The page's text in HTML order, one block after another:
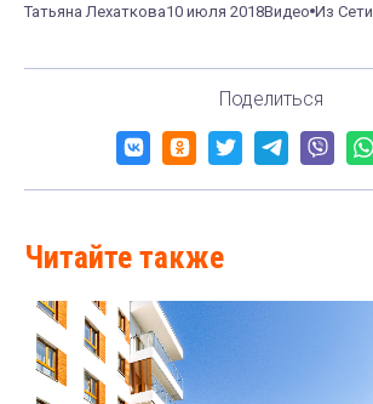
Татьяна Лехаткова10 июля 2018Видео Из Сети
Поделиться
Читайте также